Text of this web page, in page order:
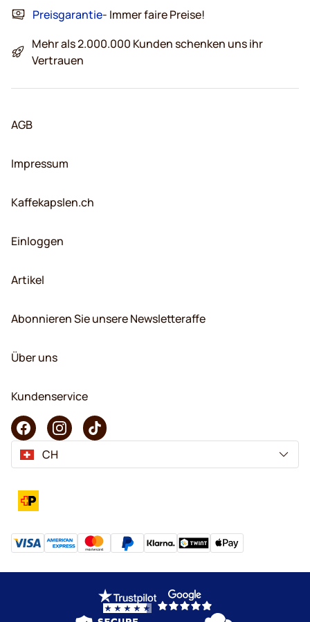
Preisgarantie- Immer faire Preise!
Mehr als 2.000.000 Kunden schenken uns ihr
Vertrauen
AGB
Impressum
Kaffekapslen.ch
Einloggen
Artikel
Abonnieren Sie unsere Newsletteraffe
Über uns
Kundenservice
CH